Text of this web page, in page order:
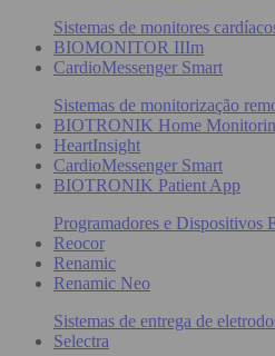
Sistemas de monitores
BIOMONITOR IIIm
CardioMessenger Smart
Sistemas de monitorização
BIOTRONIK Home
HeartInsight
CardioMessenger Smart
BIOTRONIK Patient App
Programadores e Dispositivos
Reocor
Renamic
Renamic Neo
Sistemas de entrega de
Selectra